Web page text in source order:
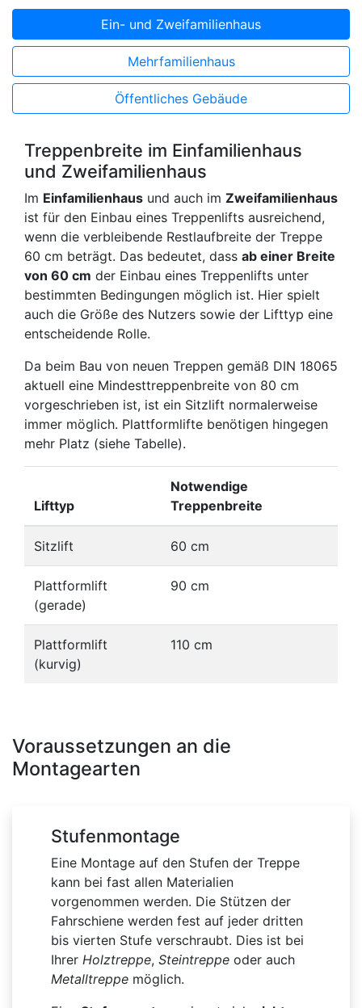
Ein- und Zweifamilienhaus
Mehrfamilienhaus
Öffentliches Gebäude
Treppenbreite im Einfamilienhaus
und Zweifamilienhaus
Im Einfamilienhaus und auch im Zweifamilienhaus
ist für den Einbau eines Treppenlifts ausreichend,
wenn die verbleibende Restlaufbreite der Treppe
60 cm beträgt. Das bedeutet, dass ab einer Breite
von 60 cm der Einbau eines Treppenlifts unter
bestimmten Bedingungen möglich ist. Hier spielt
auch die Größe des Nutzers sowie der Lifttyp eine
entscheidende Rolle.
Da beim Bau von neuen Treppen gemäß DIN 18065
aktuell eine Mindesttreppenbreite von 80 cm
vorgeschrieben ist, ist ein Sitzlift normalerweise
immer möglich. Plattformlifte benötigen hingegen
mehr Platz (siehe Tabelle).
Lifttyp
Notwendige
Treppenbreite
Sitzlift 60 cm
Plattformlift
(gerade)
90 cm
Plattformlift
(kurvig)
110 cm
Voraussetzungen an die
Montagearten
Stufenmontage
Eine Montage auf den Stufen der Treppe
kann bei fast allen Materialien
vorgenommen werden. Die Stützen der
Fahrschiene werden fest auf jeder dritten
bis vierten Stufe verschraubt. Dies ist bei
Ihrer Holztreppe, Steintreppe oder auch
Metalltreppe möglich.